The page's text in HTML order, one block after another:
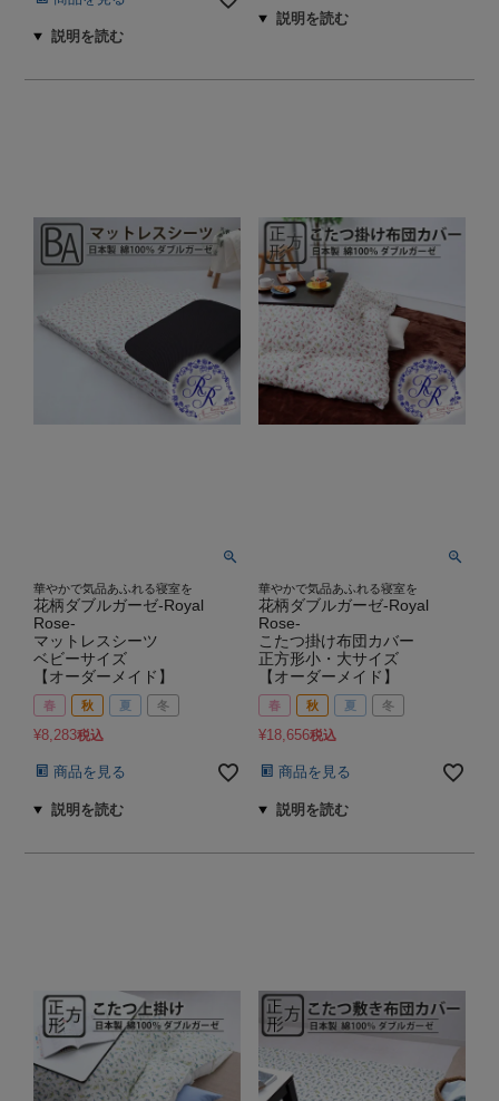
華やかで気品あふれる寝室を
花柄ダブルガーゼ-Royal
Rose-
マットレスシーツ
ベビーサイズ
【オーダーメイド】
春 秋 夏 冬
¥8,283税込
商品を見る
華やかで気品あふれる寝室を
花柄ダブルガーゼ-Royal
Rose-
こたつ掛け布団カバー
正方形小・大サイズ
【オーダーメイド】
春 秋 夏 冬
¥18,656税込
商品を見る